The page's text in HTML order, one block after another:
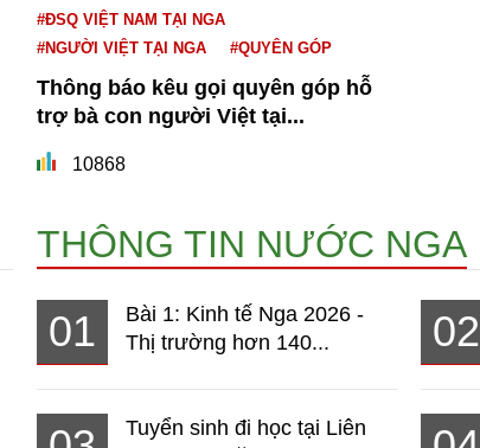
#ĐSQ VIỆT NAM TẠI NGA
#NGƯỜI VIỆT TẠI NGA
#QUYÊN GÓP
Thông báo kêu gọi quyên góp hỗ
trợ bà con người Việt tại...
10868
THÔNG TIN NƯỚC NGA
01
Bài 1: Kinh tế Nga 2026 -
Thị trường hơn 140...
02
Tuyển sinh đi học tại Liên